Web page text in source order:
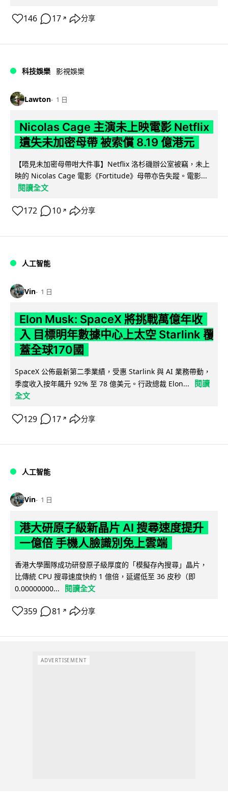
146 17 ↗ 分享
科技娛樂 影視娛樂
Lawton 1 日
Nicolas Cage 主演未上映電影 Netflix
遺失未加密母帶 被索償 8.19 億港元
【唔見未加密母帶咁大件事】Netflix 洛杉磯辦公室被竊，未上
映的 Nicolas Cage 電影《Fortitude》母帶亦告失蹤。電影...
閱讀全文
172 10 ↗ 分享
人工智能
Vin 1 日
Elon Musk: SpaceX 將挑戰萬億年收
入 目標明年數據中心上太空 Starlink 覆
蓋全球170國
SpaceX 公佈最新第二季業績，受惠 Starlink 與 AI 業務帶動，
季度收入按年飆升 92% 至 78 億美元。行政總裁 Elon...
閱讀
全文
129 17 ↗ 分享
人工智能
Vin 1 日
港大研原子級新晶片 AI 搜尋速度提升
一億倍 手機人臉識別免上雲端
香港大學團隊成功研發原子級厚度的「模擬存內搜尋」晶片，
比傳統 CPU 搜尋速度快約 1 億倍，延遲低至 36 皮秒（即
0.00000000...
閱讀全文
359 81 ↗ 分享
ADVERTISEMENT